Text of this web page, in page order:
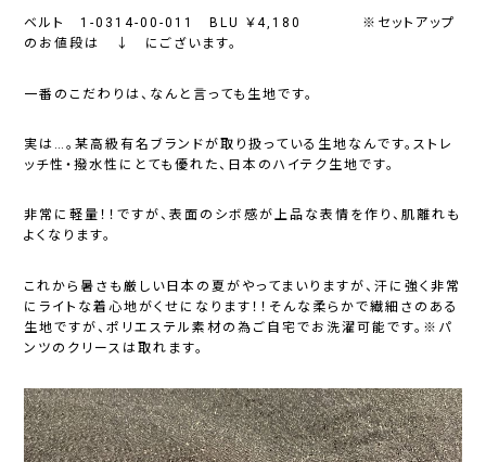
ベルト 1-0314-00-011 BLU ￥4,180 ※セットアップ
のお値段は ↓ にございます。
一番のこだわりは、なんと言っても生地です。
実は…。某高級有名ブランドが取り扱っている生地なんです。ストレ
ッチ性・撥水性にとても優れた、日本のハイテク生地です。
非常に軽量！！ですが、表面のシボ感が上品な表情を作り、肌離れも
よくなります。
これから暑さも厳しい日本の夏がやってまいりますが、汗に強く非常
にライトな着心地がくせになります！！そんな柔らかで繊細さのある
生地ですが、ポリエステル素材の為ご自宅でお洗濯可能です。※パ
ンツのクリースは取れます。